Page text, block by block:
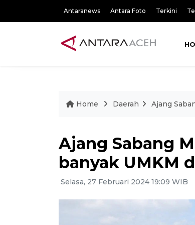
Antaranews Antara Foto Terkini
Home Daerah Ajang
Ajang Sabang
banyak UMKM
Selasa, 27 Februari 2024 19:09 WIB